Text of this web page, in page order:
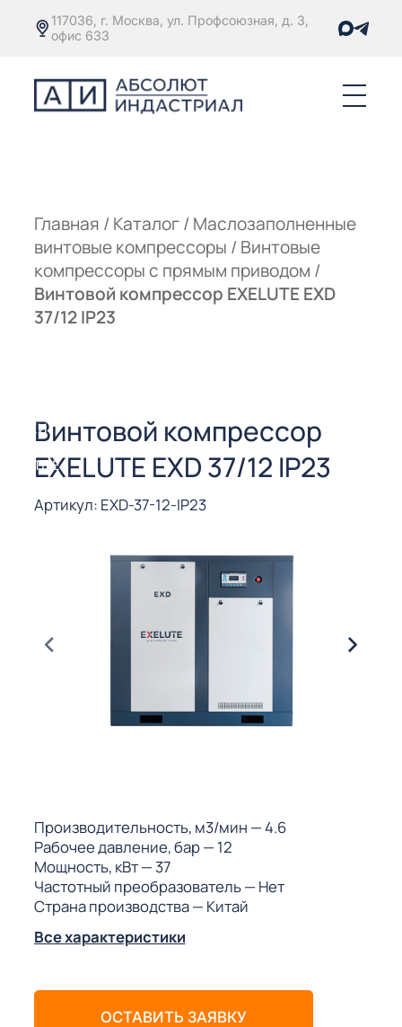
117036, г. Москва, ул. Профсоюзная, д. 3,
офис 633
Главная / Каталог/ Маслозаполненные
винтовые компрессоры / Винтовые
компрессоры с прямым приводом /
Винтовой компрессор EXELUTE EXD
37/12 IP23
Винтовой компрессор
EXELUTE EXD 37/12 IP23
Артикул: EXD-37-12-IP23
Производительность, м3/мин — 4.6
Рабочее давление, бар— 12
Мощность, кВт— 37
Частотный преобразователь— Нет
Страна производства— Китай
Все характеристики
ОСТАВИТЬ ЗАЯВКУ
РЕЗКИ